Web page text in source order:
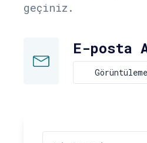
geçiniz.
E-posta